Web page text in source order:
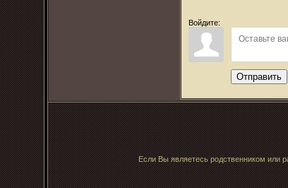
Войдите:
Отправить
Если Вы являетесь родственником или